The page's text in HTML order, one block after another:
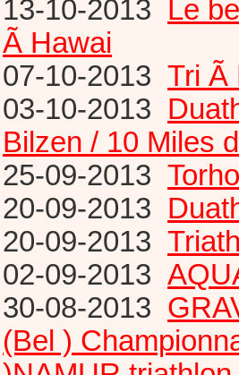
13-10-2013 Le
Ã Hawai
07-10-2013 Tri Ã
03-10-2013
Bilzen / 10 Miles
25-09-2013
20-09-2013
20-09-2013
02-09-2013
30-08-2013
(Bel )